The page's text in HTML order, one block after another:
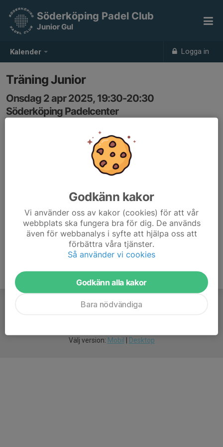
Kalender Logga in
Söderköping Padel Club
Junior Gul
Träning Junior
Onsdag 2 apr 2025, 19:30-20:30
Söderköping Padelcenter
Välj version: Mobil Desktop
Godkänn kakor
Vi använder oss av kakor (cookies) för att vår
webbplats ska fungera bra för dig. De används
även för webbanalys i syfte att hjälpa oss att
förbättra våra tjänster.
Så använder vi cookies
Godkänn alla kakor
Bara nödvändiga